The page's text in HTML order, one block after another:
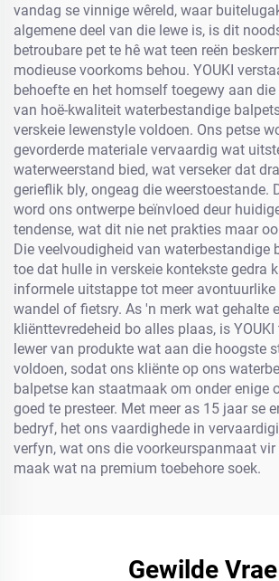
vandag se vinnige wêreld, waar
algemene deel van die lewe is, is dit
betroubare pet te hê wat teen reën
modieuse voorkoms behou. YOUKI
behoefte en het homself toegewy aan
van hoë-kwaliteit waterbestandige
verskeie lewenstyle voldoen. Ons petse
gevorderde materiale vervaardig wat
waterweerstand bied, wat verseker dat
gerieflik bly, ongeag die weerstoestande.
word ons ontwerpe beïnvloed deur
tendense, wat dit nie net prakties maar
Die veelvoudigheid van waterbestandige
toe dat hulle in verskeie kontekste gedra
informele uitstappe tot meer
wandel of fietsry. As 'n merk wat gehalte
kliënttevredeheid bo alles plaas, is
lewer van produkte wat aan die hoogste
voldoen, sodat ons kliënte op ons
balpetse kan staatmaak om onder enige
goed te presteer. Met meer as 15 jaar se
bedryf, het ons vaardighede in
verfyn, wat ons die voorkeurspanmaat vir
maak wat na premium toebehore soek.
Gewilde Vrae